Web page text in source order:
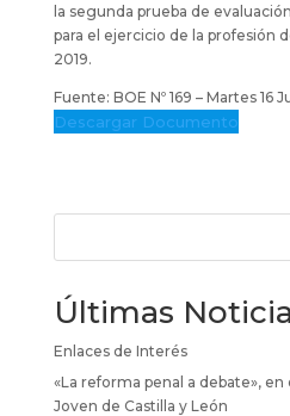
la segunda prueba de
para el ejercicio de la profesión
2019.
Fuente: BOE Nº 169 – Martes 16
Descargar Documento
Últimas
Enlaces de Interés
«La reforma penal a debate»,
Joven de Castilla y León